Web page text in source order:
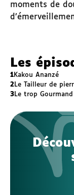
moments de
Les
1Kakou Ananzé
2Le Tailleur de
3Le trop Gourmand